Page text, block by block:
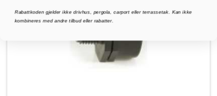
Rabattkoden gjelder ikke drivhus, pergola, carport eller terrassetak. Kan ikke
kombineres med andre tilbud eller rabatter.